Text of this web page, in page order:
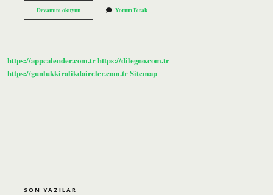
Devamını okuyunMeddi
Muttasıl
Yorum Bırak
https://appcalender.com.trhttps://dilegno.com.tr
https://gunlukkiralikdaireler.com.trSitemap
SON YAZILAR